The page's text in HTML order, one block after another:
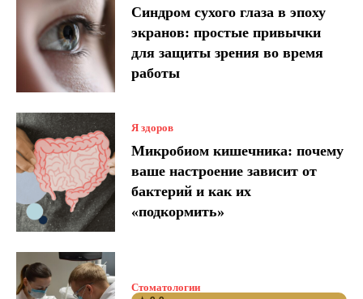
Синдром сухого глаза в эпоху
экранов: простые привычки
для защиты зрения во время
работы
Я здоров
Микробиом кишечника: почему
ваше настроение зависит от
бактерий и как их
«подкормить»
Стоматологии